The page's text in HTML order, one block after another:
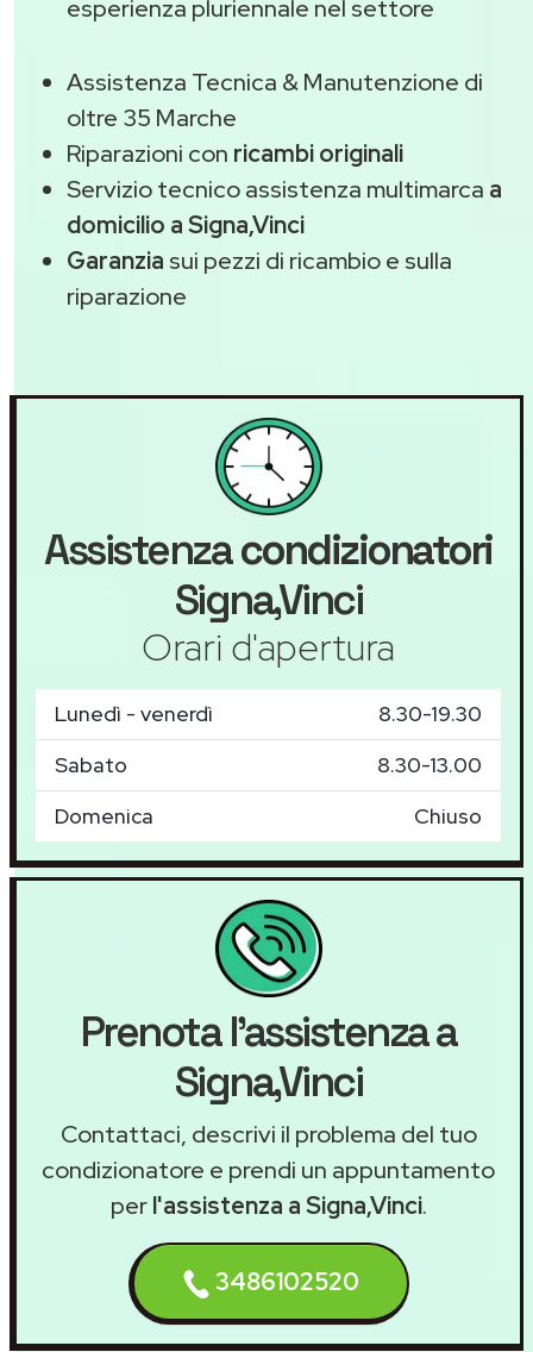
esperienza pluriennale nel settore
Assistenza Tecnica & Manutenzione di
oltre 35 Marche
Riparazioni con ricambi originali
Servizio tecnico assistenza multimarca a
domicilio a Signa,Vinci
Garanzia sui pezzi di ricambio e sulla
riparazione
Assistenzacondizionatori
Signa,Vinci
Orari d'apertura
Lunedì - venerdì
8.30-19.30
Sabato
8.30-13.00
Domenica
Chiuso
Prenota l'assistenza a
Signa,Vinci
Contattaci, descrivi il problema del tuo
condizionatore e prendi un appuntamento
perl'assistenza a Signa,Vinci.
3486102520